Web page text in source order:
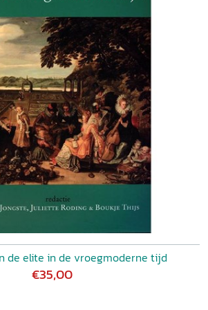
pedagogische traktaten en
er veel van over reisdoelen,
vooral hun veranderende
werden korter in afstand en tijd.
ook goedkoper. [...] Een van de
signaleert is het
Hield de renaissancereiziger
en nog het liefst van door
natuur, waar orde en symmetrie
in de 18de eeuw raakte hij juist
ongecultiveerde. [...] Zo is dit boek
in veranderende esthetica. Verhoeven
kwantitatieve analyse oogt mooi en
moet zelf toegeven dat hij wel eens
van zijn bronnen. Bij zijn
reisdoelen gaat hij uit
bladzijden dat in een
plaats is gewijd. Dit lijkt mij een
de elite in de vroegmoderne tijd
€35,00